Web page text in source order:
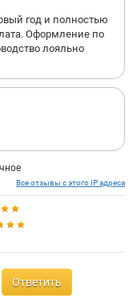
год и полностью
Оформление по
лояльно
Все отзывы с этого IP адреса
Ответить